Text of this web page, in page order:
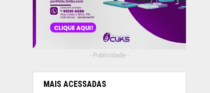
- Publicidade -
MAIS ACESSADAS